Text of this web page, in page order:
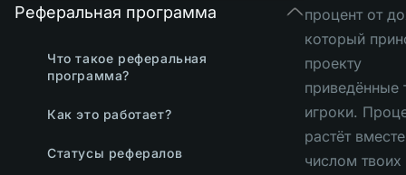
Реферальная программа
Что такое реферальная
программа?
Как это работает?
Статусы рефералов
процент от
который
проекту
приведённые
игроки.
растёт
числом твоих